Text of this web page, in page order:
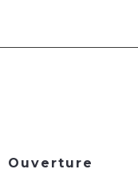
Ouverture